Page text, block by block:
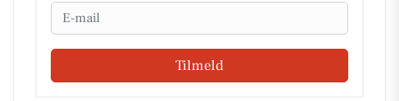
Email
Tilmeld